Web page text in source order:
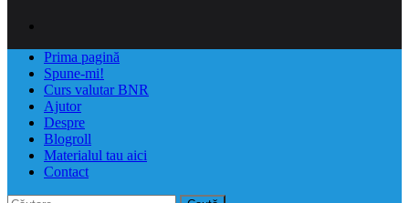
Prima pagină
Spune-mi!
Curs valutar BNR
Ajutor
Despre
Blogroll
Materialul tau aici
Contact